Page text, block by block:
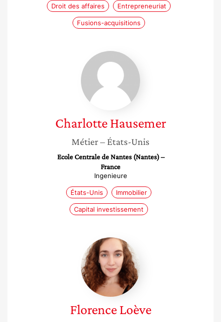
Droit des affaires Entrepreneuriat
Fusions-acquisitions
Charlotte
Hausemer
Charlotte Hausemer
Métier– États-Unis
Ecole Centrale de Nantes (Nantes) –
France
Ingenieure
États-Unis Immobilier
Capital investissement
Florence
Loève
Florence Loève